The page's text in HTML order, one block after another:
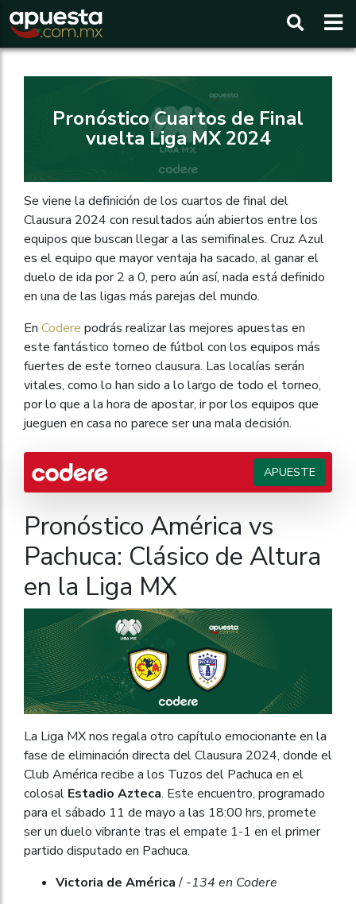
Buscar
Pronóstico Cuartos de Final
vuelta Liga MX 2024
Se viene la definición de los cuartos de final del
Clausura 2024 con resultados aún abiertos entre los
equipos que buscan llegar a las semifinales. Cruz Azul
es el equipo que mayor ventaja ha sacado, al ganar el
duelo de ida por 2 a 0, pero aún así, nada está definido
en una de las ligas más parejas del mundo.
En Codere podrás realizar las mejores apuestas en
este fantástico torneo de fútbol con los equipos más
fuertes de este torneo clausura. Las localías serán
vitales, como lo han sido a lo largo de todo el torneo,
por lo que a la hora de apostar, ir por los equipos que
jueguen en casa no parece ser una mala decisión.
APUESTE
Pronóstico América vs
Pachuca: Clásico de Altura
en la Liga MX
La Liga MX nos regala otro capítulo emocionante en la
fase de eliminación directa del Clausura 2024, donde el
Club América recibe a los Tuzos del Pachuca en el
colosal Estadio Azteca. Este encuentro, programado
para el sábado 11 de mayo a las 18:00 hrs, promete
ser un duelo vibrante tras el empate 1-1 en el primer
partido disputado en Pachuca.
Victoria de América/ -134 en Codere